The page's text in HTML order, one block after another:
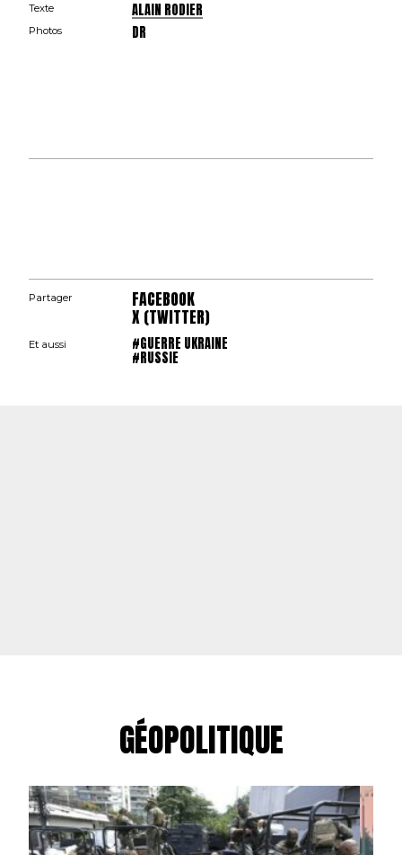
Texte ALAIN RODIER
Photos DR
Partager FACEBOOK
X (TWITTER)
Et aussi #GUERRE UKRAINE
#RUSSIE
GÉOPOLITIQUE